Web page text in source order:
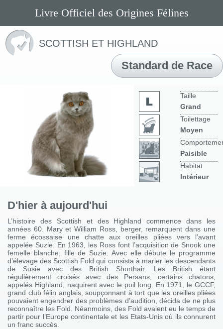
Livre Officiel des Origines Félines
SCOTTISH ET HIGHLAND
Standard de Race
Taille
Grand
Toilettage
Moyen
Paisible
Habitat
Intérieur
D'hier à aujourd'hui
L’histoire des Scottish et des Highland commence dans les
années 60. Mary et William Ross, berger, remarquent dans une
ferme écossaise une chatte aux oreilles pliées vers l’avant
appelée Suzie. En 1963, les Ross font l’acquisition de Snook une
femelle blanche, fille de Suzie. Avec elle débute le programme
d’élevage des Scottish Fold qui consista à marier les descendants
de Susie avec des British Shorthair. Les British étant
régulièrement croisés avec des Persans, certains chatons,
appelés Highland, naquirent avec le poil long. En 1971, le GCCF,
grand club félin anglais, soupçonnant à tort que les oreilles pliées
pouvaient engendrer des problèmes d’audition, décida de ne plus
reconnaître les Fold. Néanmoins, des Fold avaient eu le temps de
partir pour l’Europe continentale et les Etats-Unis où ils connurent
un franc succès.